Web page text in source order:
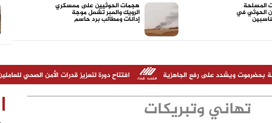
المسلحة
الحوثي في
هجمات الحوثيين على معسكري
الرويك والعبر تشعل موجة
إدانات ومطالب برد حاسم
على رفع الجاهزية افتتاح دورة لتعزيز قدرات الأمن الصحي للعاملين في المنافذ
تهاني وتبريكات